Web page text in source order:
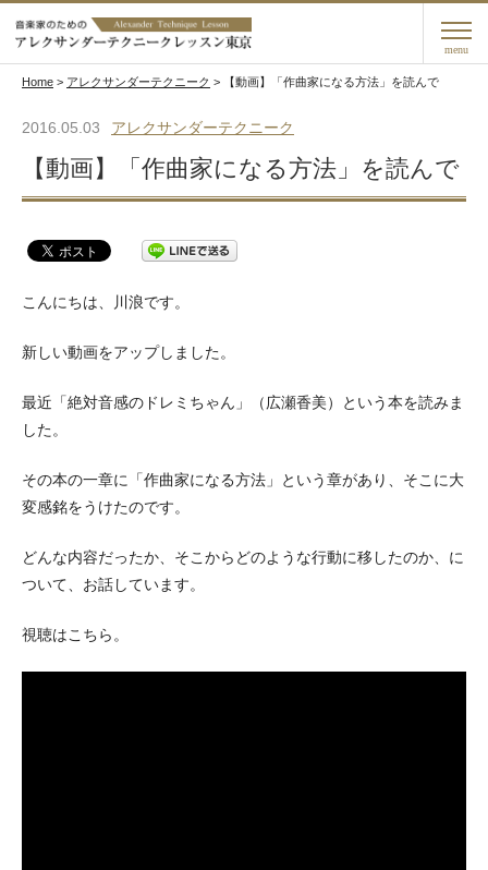
menu
Home > アレクサンダーテクニーク > 【動画】「作曲家になる方法」を読んで
2016.05.03 アレクサンダーテクニーク
【動画】「作曲家になる方法」を読んで
こんにちは、川浪です。
新しい動画をアップしました。
最近「絶対音感のドレミちゃん」（広瀬香美）という本を読みま
した。
その本の一章に「作曲家になる方法」という章があり、そこに大
変感銘をうけたのです。
どんな内容だったか、そこからどのような行動に移したのか、に
ついて、お話しています。
視聴はこちら。